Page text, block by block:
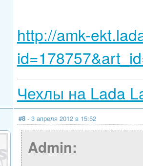
http://amk-
Чехлы на Lada
#8 - 3 апреля 2012 в 15:52
Admin: